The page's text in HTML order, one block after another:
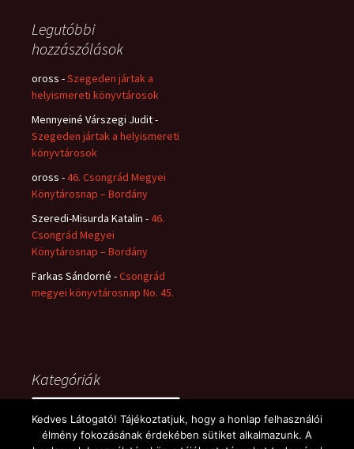
Legutóbbi
hozzászólások
oross -Szegeden jártak a
helyismereti könyvtárosok
Mennyeiné Várszegi Judit-
Szegeden jártak a helyismereti
könyvtárosok
oross -46. Csongrád Megyei
Könytárosnap – Bordány
Szeredi-Misurda Katalin -46.
Csongrád Megyei
Könytárosnap – Bordány
Farkas Sándorné -Csongrád
megyei könyvtárosnap No. 45.
Kategóriák
Kategóriák
Kedves Látogató! Tájékoztatjuk, hogy a honlap felhasználói
élmény fokozásának érdekében sütiket alkalmazunk. A